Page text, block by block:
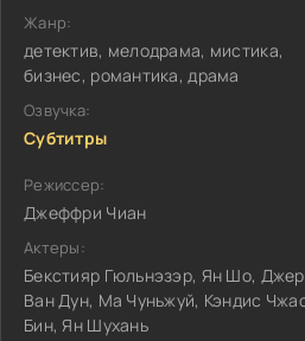
Жанр:
детектив, мелодрама, мистика,
бизнес, романтика, драма
Озвучка:
Субтитры
Режиссер:
Джеффри Чиан
Актеры:
Бекстияр Гюльнэзэр, Ян Шо,
Ван Дун, Ма Чуньжуй, Кэндис
Бин, Ян Шухань